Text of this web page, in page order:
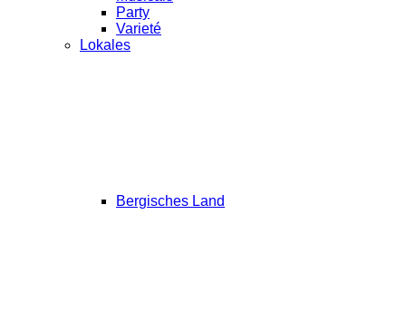
Party
Varieté
Lokales
Bergisches Land